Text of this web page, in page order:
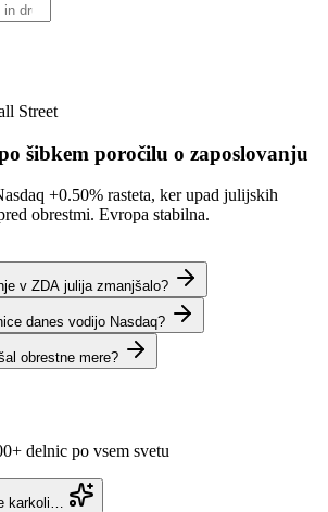
Street
šibkem poročilu o zaposlovanju
+0.50% rasteta, ker upad julijskih
obrestmi. Evropa stabilna.
v ZDA julija zmanjšalo?
danes vodijo Nasdaq?
obrestne mere?
delnic po vsem svetu
karkoli…